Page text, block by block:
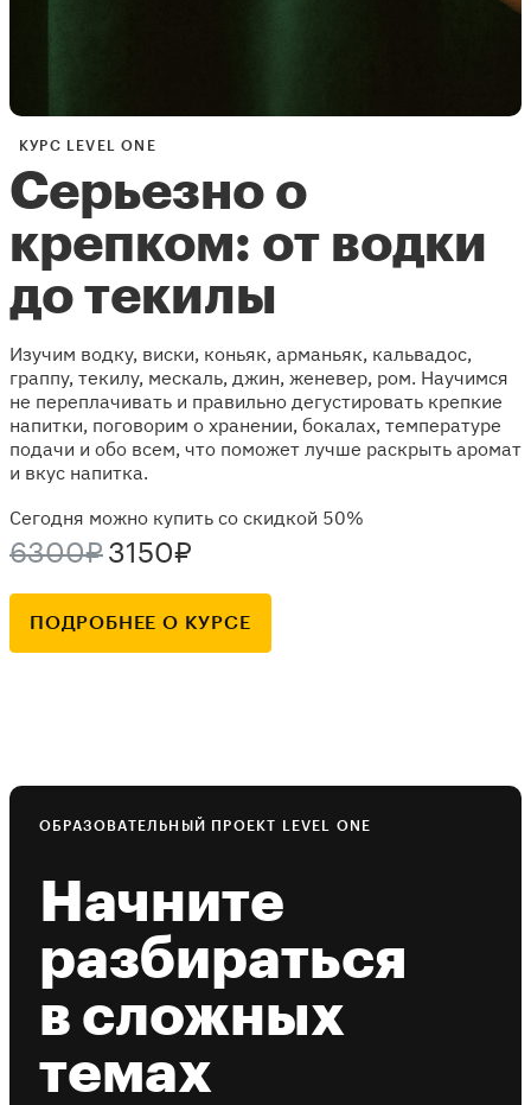
КУРС LEVEL ONE
Серьезно о
крепком: от водки
до текилы
Изучим водку, виски, коньяк, арманьяк, кальвадос,
граппу, текилу, мескаль, джин, женевер, ром. Научимся
не переплачивать и правильно дегустировать крепкие
напитки, поговорим о хранении, бокалах, температуре
подачи и обо всем, что поможет лучше раскрыть аромат
и вкус напитка.
Сегодня можно купить со скидкой 50%
6300₽ 3150₽
ПОДРОБНЕЕ О КУРСЕ
ОБРАЗОВАТЕЛЬНЫЙ ПРОЕКТ LEVEL ONE
Начните
разбираться
в сложных
темах